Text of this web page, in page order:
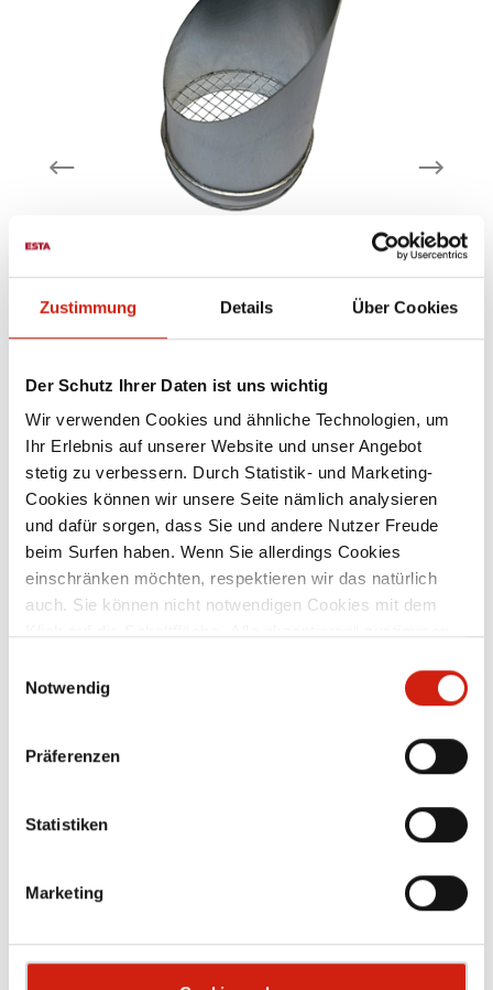
Zustimmung Details Über Cookies
Der Schutz Ihrer Daten ist uns wichtig
Wir verwenden Cookies und ähnliche Technologien, um
Ihr Erlebnis auf unserer Website und unser Angebot
stetig zu verbessern. Durch Statistik- und Marketing-
Cookies können wir unsere Seite nämlich analysieren
und dafür sorgen, dass Sie und andere Nutzer Freude
beim Surfen haben. Wenn Sie allerdings Cookies
einschränken möchten, respektieren wir das natürlich
auch. Sie können nicht notwendigen Cookies mit dem
alle Cookies auswählen.
Notwendig
Präferenzen
Statistiken
Marketing
mit Vogelschutzgitter verzinktes
Stahlblech lieferbare Nennweiten: 100
mm - 300 mm - weitere Nennweiten auf
Anfrage
Ab106,00 €
Zubehör